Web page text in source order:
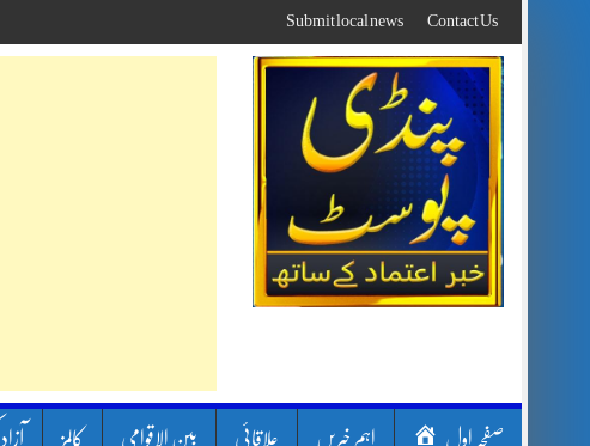
to
content
Contact Us
Submit local news
صفحہ اول اہم خبریں علاقائی بین الاقوامی کالمز